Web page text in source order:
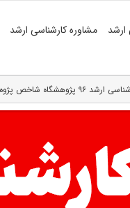
ارشد مشاوره کارشناسی ارشد
شاخص پژوه